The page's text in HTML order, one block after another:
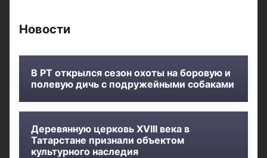
Новости
В РТ открылся сезон охоты на боровую и
полевую дичь с подружейными собаками
Деревянную церковь XVIII века в
Татарстане признали объектом
культурного наследия